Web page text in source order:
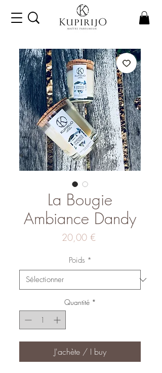
La Bougie
Ambiance Dandy
20,00 €Prix
Poids *
Quantité *
J'achète / I buy